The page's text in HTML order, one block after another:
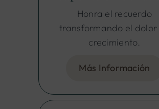
Honra el recuerdo
transformando el dolor
crecimiento.
Más Información